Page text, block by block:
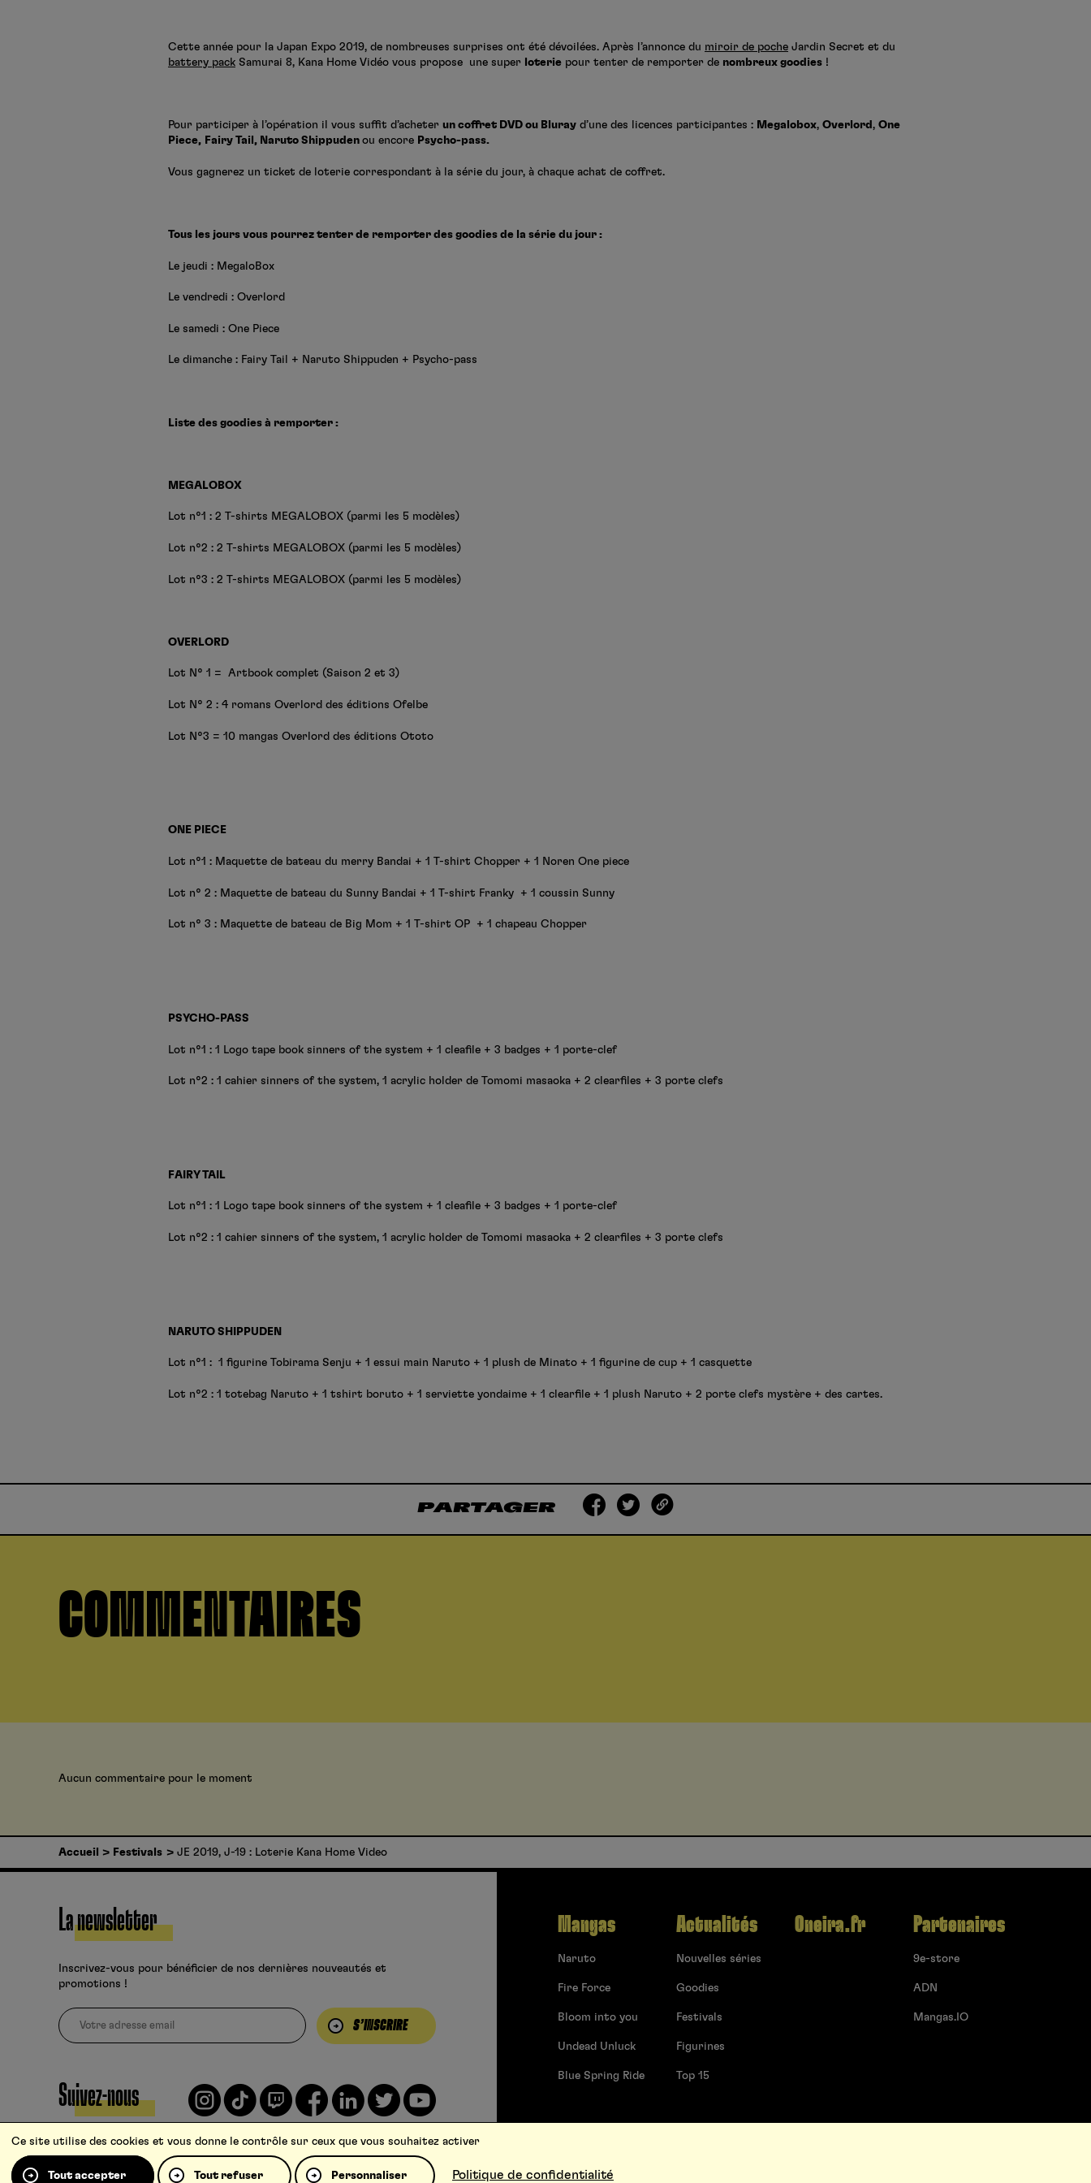
Cette année pour la Japan Expo 2019, de nombreuses surprises ont été dévoilées. Après l’annonce du miroir de poche Jardin Secret et du
battery pack Samurai 8, Kana Home Vidéo vous propose une super loterie pour tenter de remporter de nombreux goodies !
Pour participer à l’opération il vous suffit d’acheter un coffret DVD ou Bluray d’une des licences participantes : Megalobox, Overlord , One
Piece, Fairy Tail, Naruto Shippuden ou encore Psycho-pass.
Vous gagnerez un ticket de loterie correspondant à la série du jour, à chaque achat de coffret.
Tous les jours vous pourrez tenter de remporter des goodies de la série du jour :
Le jeudi : MegaloBox
Le vendredi : Overlord
Le samedi : One Piece
Le dimanche : Fairy Tail + Naruto Shippuden + Psycho-pass
Liste des goodies à remporter :
MEGALOBOX
Lot n°1 : 2 T-shirts MEGALOBOX (parmi les 5 modèles)
Lot n°2 : 2 T-shirts MEGALOBOX (parmi les 5 modèles)
Lot n°3 : 2 T-shirts MEGALOBOX (parmi les 5 modèles)
OVERLORD
Lot N° 1 = Artbook complet (Saison 2 et 3)
Lot N° 2 : 4 romans Overlord des éditions Ofelbe
Lot N°3 = 10 mangas Overlord des éditions Ototo
ONE PIECE
Lot n°1 : Maquette de bateau du merry Bandai + 1 T-shirt Chopper + 1 Noren One piece
Lot n° 2 : Maquette de bateau du Sunny Bandai + 1 T-shirt Franky + 1 coussin Sunny
Lot n° 3 : Maquette de bateau de Big Mom + 1 T-shirt OP + 1 chapeau Chopper
PSYCHO-PASS
Lot n°1 : 1 Logo tape book sinners of the system + 1 cleafile + 3 badges + 1 porte-clef
Lot n°2 : 1 cahier sinners of the system, 1 acrylic holder de Tomomi masaoka + 2 clearfiles + 3 porte clefs
FAIRY TAIL
Lot n°1 : 1 Logo tape book sinners of the system + 1 cleafile + 3 badges + 1 porte-clef
Lot n°2 : 1 cahier sinners of the system, 1 acrylic holder de Tomomi masaoka + 2 clearfiles + 3 porte clefs
NARUTO SHIPPUDEN
Lot n°1 : 1 figurine Tobirama Senju + 1 essui main Naruto + 1 plush de Minato + 1 figurine de cup + 1 casquette
Lot n°2 : 1 totebag Naruto + 1 tshirt boruto + 1 serviette yondaime + 1 clearfile + 1 plush Naruto + 2 porte clefs mystère + des cartes.
PARTAGER
COMMENTAIRES
Aucun commentaire pour le moment
Accueil Festivals JE 2019, J-19 : Loterie Kana Home Video
La newsletter
Inscrivez-vous pour bénéficier de nos dernières nouveautés et
promotions !
S’INSCRIRE
Suivez-nous
Mangas
Naruto
Fire Force
Bloom into you
Undead Unluck
Blue Spring Ride
Actualités
Nouvelles séries
Goodies
Festivals
Figurines
Top 15
Oneira.fr Partenaires
9e-store
ADN
Mangas.IO
Ce site utilise des cookies et vous donne le contrôle sur ceux que vous souhaitez activer
Tout accepter Tout refuser Personnaliser Politique de confidentialité